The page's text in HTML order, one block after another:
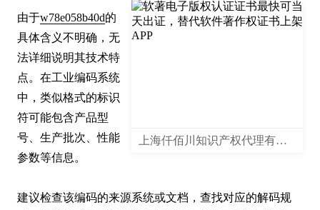
上海仟佰川知识产权代理有限公司
由于w78e058b40d的
具体含义不明确，无
法详细说明其技术特
点。在工业编码系统
中，类似格式的标识
符可能包含产品型
号、生产批次、性能
参数等信息。
建议检查该编码的来源系统或文档，查找对应的解码规